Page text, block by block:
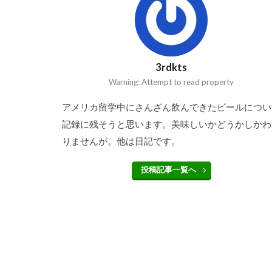
3rdkts
Warning: Attempt to read property
アメリカ留学中にさんざん飲んできたビールにつ
記録に残そうと思います。美味しいかどうかしか
りませんが。他は日記です。
投稿記事一覧へ